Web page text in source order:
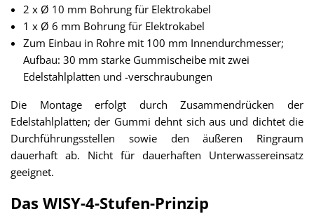
2 x Ø 10 mm Bohrung für Elektrokabel
1 x Ø 6 mm Bohrung für Elektrokabel
Zum Einbau in Rohre mit 100 mm Innendurchmesser;
Aufbau: 30 mm starke Gummischeibe mit zwei
Edelstahlplatten und -verschraubungen
Die Montage erfolgt durch Zusammendrücken der
Edelstahlplatten; der Gummi dehnt sich aus und dichtet die
Durchführungsstellen sowie den äußeren Ringraum
dauerhaft ab. Nicht für dauerhaften Unterwassereinsatz
geeignet.
Das WISY-4-Stufen-Prinzip